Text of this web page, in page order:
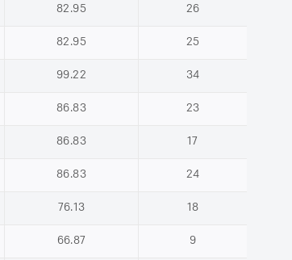
82.95 26
82.95 25
99.22 34
86.83 23
86.83 17
86.83 24
76.13 18
66.87 9